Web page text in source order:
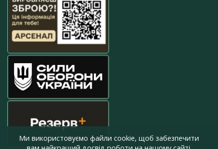
Ми використовуємо файли cookie, щоб забезпечити